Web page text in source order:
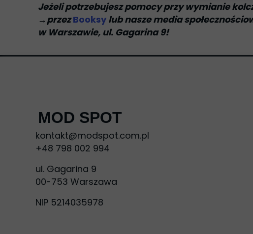
Jeżeli potrzebujesz pomocy przy wymianie
→ przez Booksy lub nasze media
w Warszawie, ul. Gagarina 9!
MOD SPOT
kontakt@modspot.com.pl
+48 798 002 994
ul. Gagarina 9
00-753 Warszawa
NIP 5214035978